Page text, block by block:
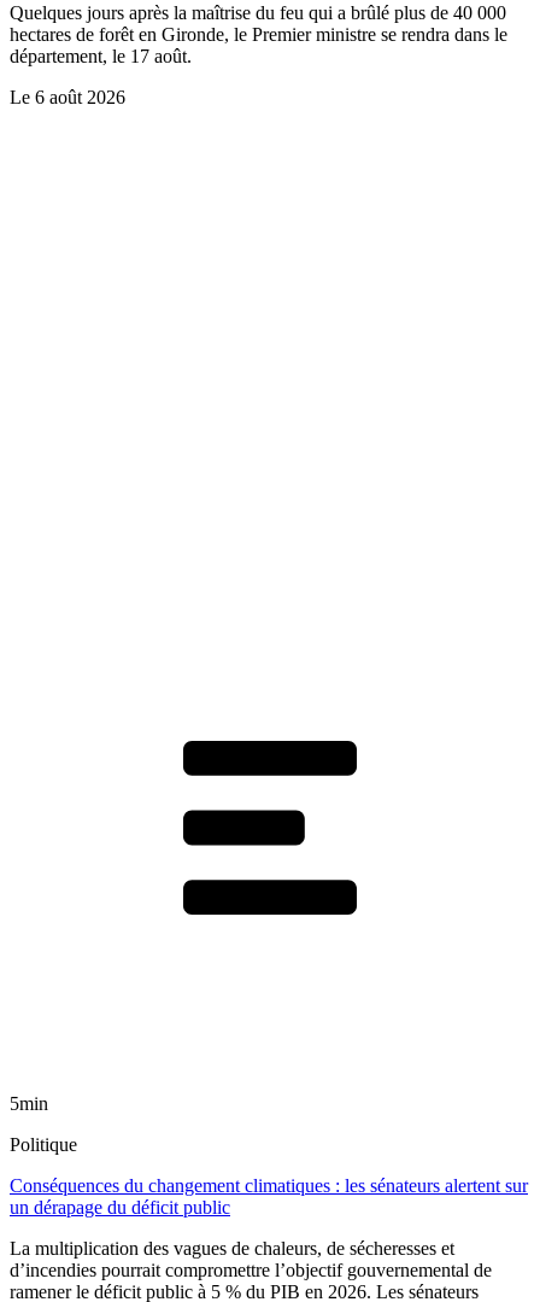
Quelques jours après la maîtrise du feu qui a brûlé plus de 40 000
hectares de forêt en Gironde, le Premier ministre se rendra dans le
département, le 17 août.
Le 6 août 2026
5min
Politique
Conséquences du changement climatiques : les sénateurs alertent sur
un dérapage du déficit public
La multiplication des vagues de chaleurs, de sécheresses et
d’incendies pourrait compromettre l’objectif gouvernemental de
ramener le déficit public à 5 % du PIB en 2026. Les sénateurs